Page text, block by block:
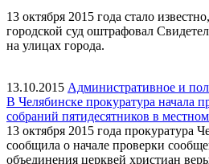
13 октября 2015 года стало
городской суд оштрафовал
на улицах города.
13.10.2015 Административное и
В Челябинске прокуратура начала
собраний пятидесятников в
13 октября 2015 года прокуратура
сообщила о начале проверки
объединения церквей христиан